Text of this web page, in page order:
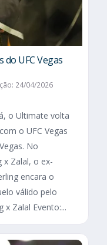
do UFC Vegas
24/04/2026
o Ultimate volta
o UFC Vegas
No
x Zalal, o ex-
encara o
válido pelo
x Zalal Evento:...